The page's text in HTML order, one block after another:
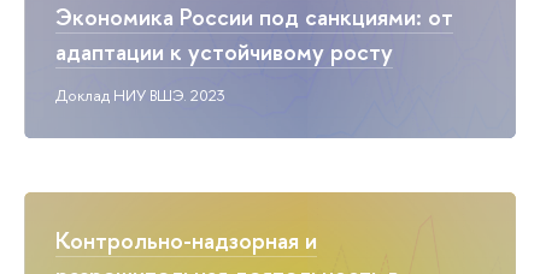
Экономика России под санкциями: от
адаптации к устойчивому росту
Доклад НИУ ВШЭ. 2023
Контрольно-надзорная и